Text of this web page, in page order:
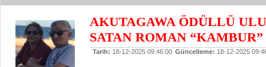
AKUTAGAWA ÖDÜLLÜ
SATAN ROMAN
Tarih: 18-12-2025 09:46:00 Güncelleme: 18-12-2025